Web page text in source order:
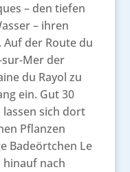
– den tiefen
– ihren
der Route du
sur-Mer der
du Rayol zu
ein. Gut 30
sich dort
Pflanzen
Badeörtchen Le
hinauf nach